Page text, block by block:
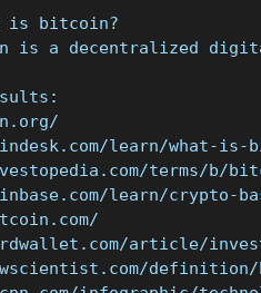
is bitcoin?
is a decentralized
learn/what-
terms/b/
learn/crypto-
article/